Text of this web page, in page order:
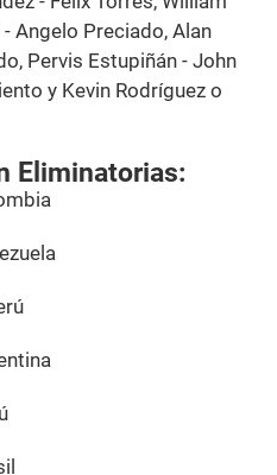
Angelo Preciado, Alan
Pervis Estupiñán - John
y Kevin Rodríguez o
Eliminatorias: